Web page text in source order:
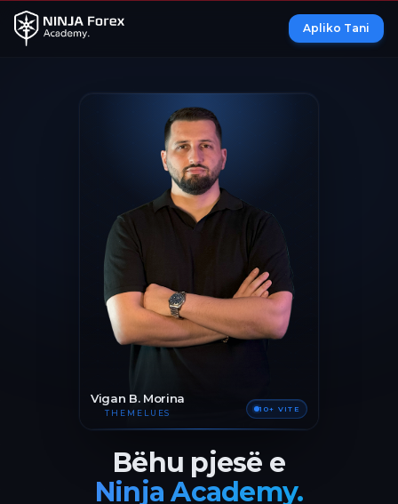
Apliko Tani
Vigan B. Morina
THEMELUES 10+ VITE
Bëhu pjesë e
Ninja Academy.